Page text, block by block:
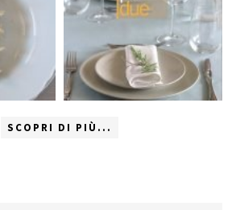
SCOPRI DI PIÙ...